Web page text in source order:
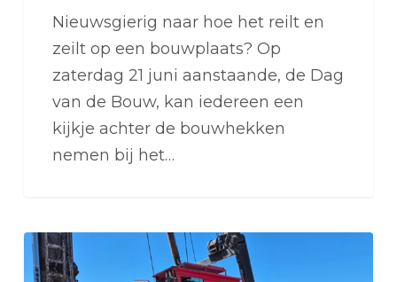
Nieuwsgierig naar hoe het reilt en
zeilt op een bouwplaats? Op
zaterdag 21 juni aanstaande, de Dag
van de Bouw, kan iedereen een
kijkje achter de bouwhekken
nemen bij het…
Een
bijzondere